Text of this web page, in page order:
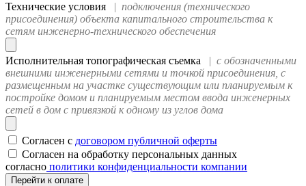
Технические условия
| подключения (технического
присоединения) объекта капитального строительства к
сетям инженерно-технического обеспечения
Исполнительная топографическая съемка | с обозначенными
внешними инженерными сетями и точкой присоединения, с
размещенным на участке существующим или планируемым к
постройке домом и планируемым местом ввода инженерных
сетей в дом с привязкой к одному из углов дома
Согласен с договором публичной оферты
Согласен на обработку персональных данных
согласно политики конфиденциальности компании